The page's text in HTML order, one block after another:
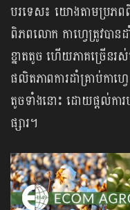
បរទេស៖ យោងតាមប្រភព
ពិភពលោក កាហ្វេត្រូវប
ខ្នាតតូច ហើយភាគច្រើនរស់
ផលិតភាពការដាំគ្រាប់កាហ្
តូចទាំងនោះ ដោយផ្តល់កា
ផ្សារ។